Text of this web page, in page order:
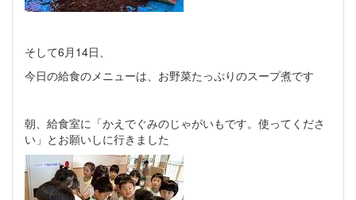
そして6月14日、
今日の給食のメニューは、お野菜たっぷりのスープ煮です
朝、給食室に「かえでぐみのじゃがいもです。使ってくださ
い」とお願いしに行きました